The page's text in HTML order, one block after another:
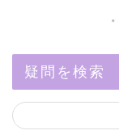
疑問を検索